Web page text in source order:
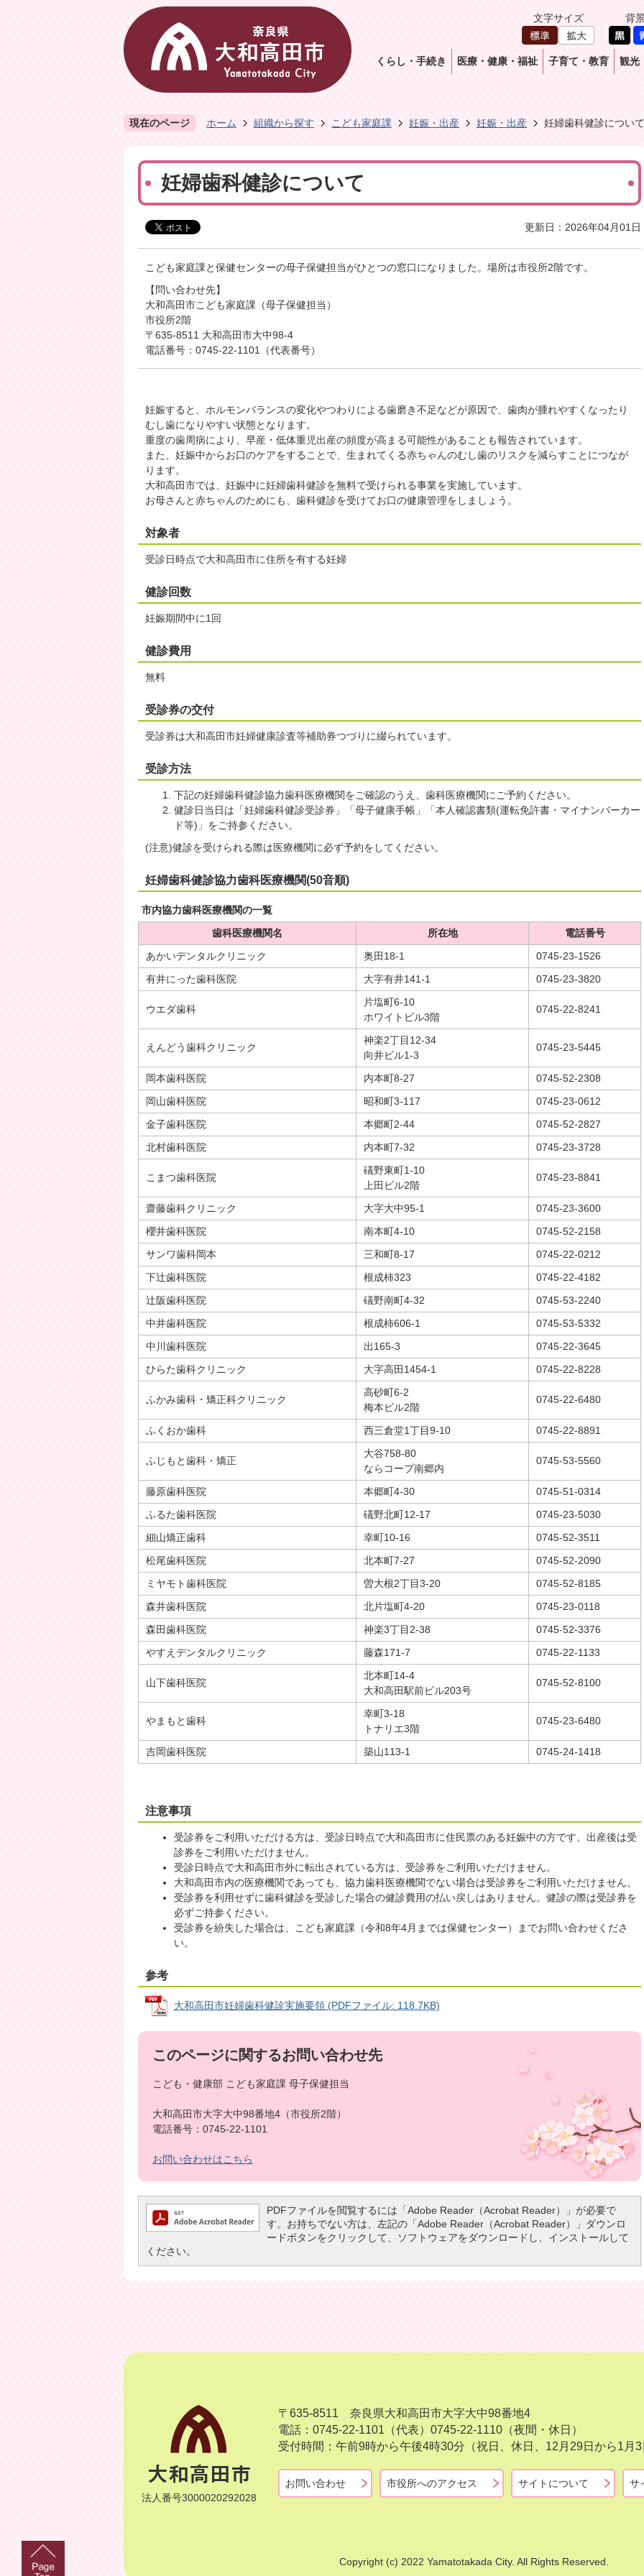
文字サイズ 背
くらし・手続き 医療・健康・福祉 子育て・教育 観光
現在のページ ホーム 組織から探す こども家庭課 妊娠・出産 妊娠・出産 妊婦歯科健診について
妊婦歯科健診について
更新日：2026年04月01日
こども家庭課と保健センターの母子保健担当がひとつの窓口になりました。場所は市役所2階です。
【問い合わせ先】
大和高田市こども家庭課（母子保健担当）
市役所2階
〒635-8511 大和高田市大中98-4
電話番号：0745-22-1101（代表番号）
妊娠すると、ホルモンバランスの変化やつわりによる歯磨き不足などが原因で、歯肉が腫れやすくなったり
むし歯になりやすい状態となります。
重度の歯周病により、早産・低体重児出産の頻度が高まる可能性があることも報告されています。
また、妊娠中からお口のケアをすることで、生まれてくる赤ちゃんのむし歯のリスクを減らすことにつなが
ります。
大和高田市では、妊娠中に妊婦歯科健診を無料で受けられる事業を実施しています。
お母さんと赤ちゃんのためにも、歯科健診を受けてお口の健康管理をしましょう。
対象者
受診日時点で大和高田市に住所を有する妊婦
健診回数
妊娠期間中に1回
健診費用
無料
受診券の交付
受診券は大和高田市妊婦健康診査等補助券つづりに綴られています。
受診方法
下記の妊婦歯科健診協力歯科医療機関をご確認のうえ、歯科医療機関にご予約ください。
健診日当日は「妊婦歯科健診受診券」「母子健康手帳」「本人確認書類(運転免許書・マイナンバーカー
ド等)」をご持参ください。
(注意)健診を受けられる際は医療機関に必ず予約をしてください。
妊婦歯科健診協力歯科医療機関(50音順)
市内協力歯科医療機関の一覧
歯科医療機関名
所在地
電話番号
あかいデンタルクリニック
奥田18-1
0745-23-1526
有井にった歯科医院
大字有井141-1 0745-23-3820
ウエダ歯科
片塩町6-10
ホワイトビル3階
0745-22-8241
えんどう歯科クリニック
神楽2丁目12-34
向井ビル1-3
0745-23-5445
岡本歯科医院 内本町8-27
0745-52-2308
岡山歯科医院
昭和町3-117
0745-23-0612
金子歯科医院
本郷町2-44
0745-52-2827
北村歯科医院
内本町7-32 0745-23-3728
こまつ歯科医院
礒野東町1-10
上田ビル2階
0745-23-8841
齋藤歯科クリニック 大字大中95-1
0745-23-3600
櫻井歯科医院
南本町4-10
0745-52-2158
サンワ歯科岡本
三和町8-17
0745-22-0212
下辻歯科医院
根成柿323
0745-22-4182
辻阪歯科医院
礒野南町4-32
0745-53-2240
中井歯科医院
根成柿606-1
0745-53-5332
中川歯科医院
出165-3
0745-22-3645
ひらた歯科クリニック
大字高田1454-1 0745-22-8228
ふかみ歯科・矯正科クリニック
高砂町6-2
梅本ビル2階
0745-22-6480
ふくおか歯科 西三倉堂1丁目9-10 0745-22-8891
ふじもと歯科・矯正
大谷758-80
ならコープ南郷内
0745-53-5560
藤原歯科医院 本郷町4-30
0745-51-0314
ふるた歯科医院
礒野北町12-17
0745-23-5030
細山矯正歯科
幸町10-16
0745-52-3511
松尾歯科医院
北本町7-27
0745-52-2090
ミヤモト歯科医院
曽大根2丁目3-20
0745-52-8185
森井歯科医院
北片塩町4-20
0745-23-0118
森田歯科医院
神楽3丁目2-38
0745-52-3376
やすえデンタルクリニック
藤森171-7 0745-22-1133
山下歯科医院
北本町14-4
大和高田駅前ビル203号
0745-52-8100
やまもと歯科
幸町3-18
トナリエ3階
0745-23-6480
吉岡歯科医院 築山113-1 0745-24-1418
注意事項
受診券をご利用いただける方は、受診日時点で大和高田市に住民票のある妊娠中の方です。出産後は受
診券をご利用いただけません。
受診日時点で大和高田市外に転出されている方は、受診券をご利用いただけません。
大和高田市内の医療機関であっても、協力歯科医療機関でない場合は受診券をご利用いただけません。
受診券を利用せずに歯科健診を受診した場合の健診費用の払い戻しはありません。健診の際は受診券を
必ずご持参ください。
受診券を紛失した場合は、こども家庭課（令和8年4月までは保健センター）までお問い合わせくださ
い。
参考
大和高田市妊婦歯科健診実施要領 (PDFファイル: 118.7KB)
このページに関するお問い合わせ先
こども・健康部 こども家庭課 母子保健担当
大和高田市大字大中98番地4（市役所2階）
電話番号：0745-22-1101
お問い合わせはこちら
PDFファイルを閲覧するには「Adobe Reader（Acrobat Reader）」が必要で
す。お持ちでない方は、左記の「Adobe Reader（Acrobat Reader）」ダウンロ
ードボタンをクリックして、ソフトウェアをダウンロードし、インストールして
ください。
法人番号3000020292028
〒635-8511 奈良県大和高田市大字大中98番地4
電話：0745-22-1101（代表） 0745-22-1110（夜間・休日）
受付時間：午前9時から午後4時30分（祝日、休日、12月29日から1月
お問い合わせ 市役所へのアクセス サイトについて サ
Copyright (c) 2022 Yamatotakada City. All Rights Reserved.